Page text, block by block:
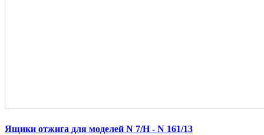
Ящики отжига для моделей N 7/H - N 161/13